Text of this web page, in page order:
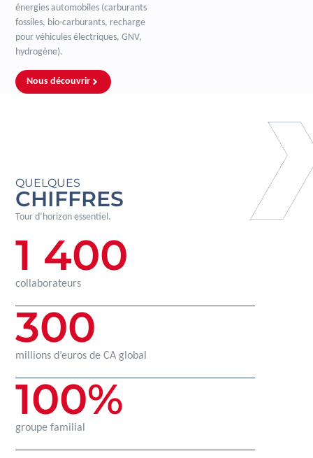
énergies automobiles (carburants
fossiles, bio-carburants, recharge
pour véhicules électriques, GNV,
hydrogène).
Nous découvrir
QUELQUES
CHIFFRES
Tour d’horizon essentiel.
collaborateurs
1 400
millions d’euros de CA global
300
groupe familial
100%